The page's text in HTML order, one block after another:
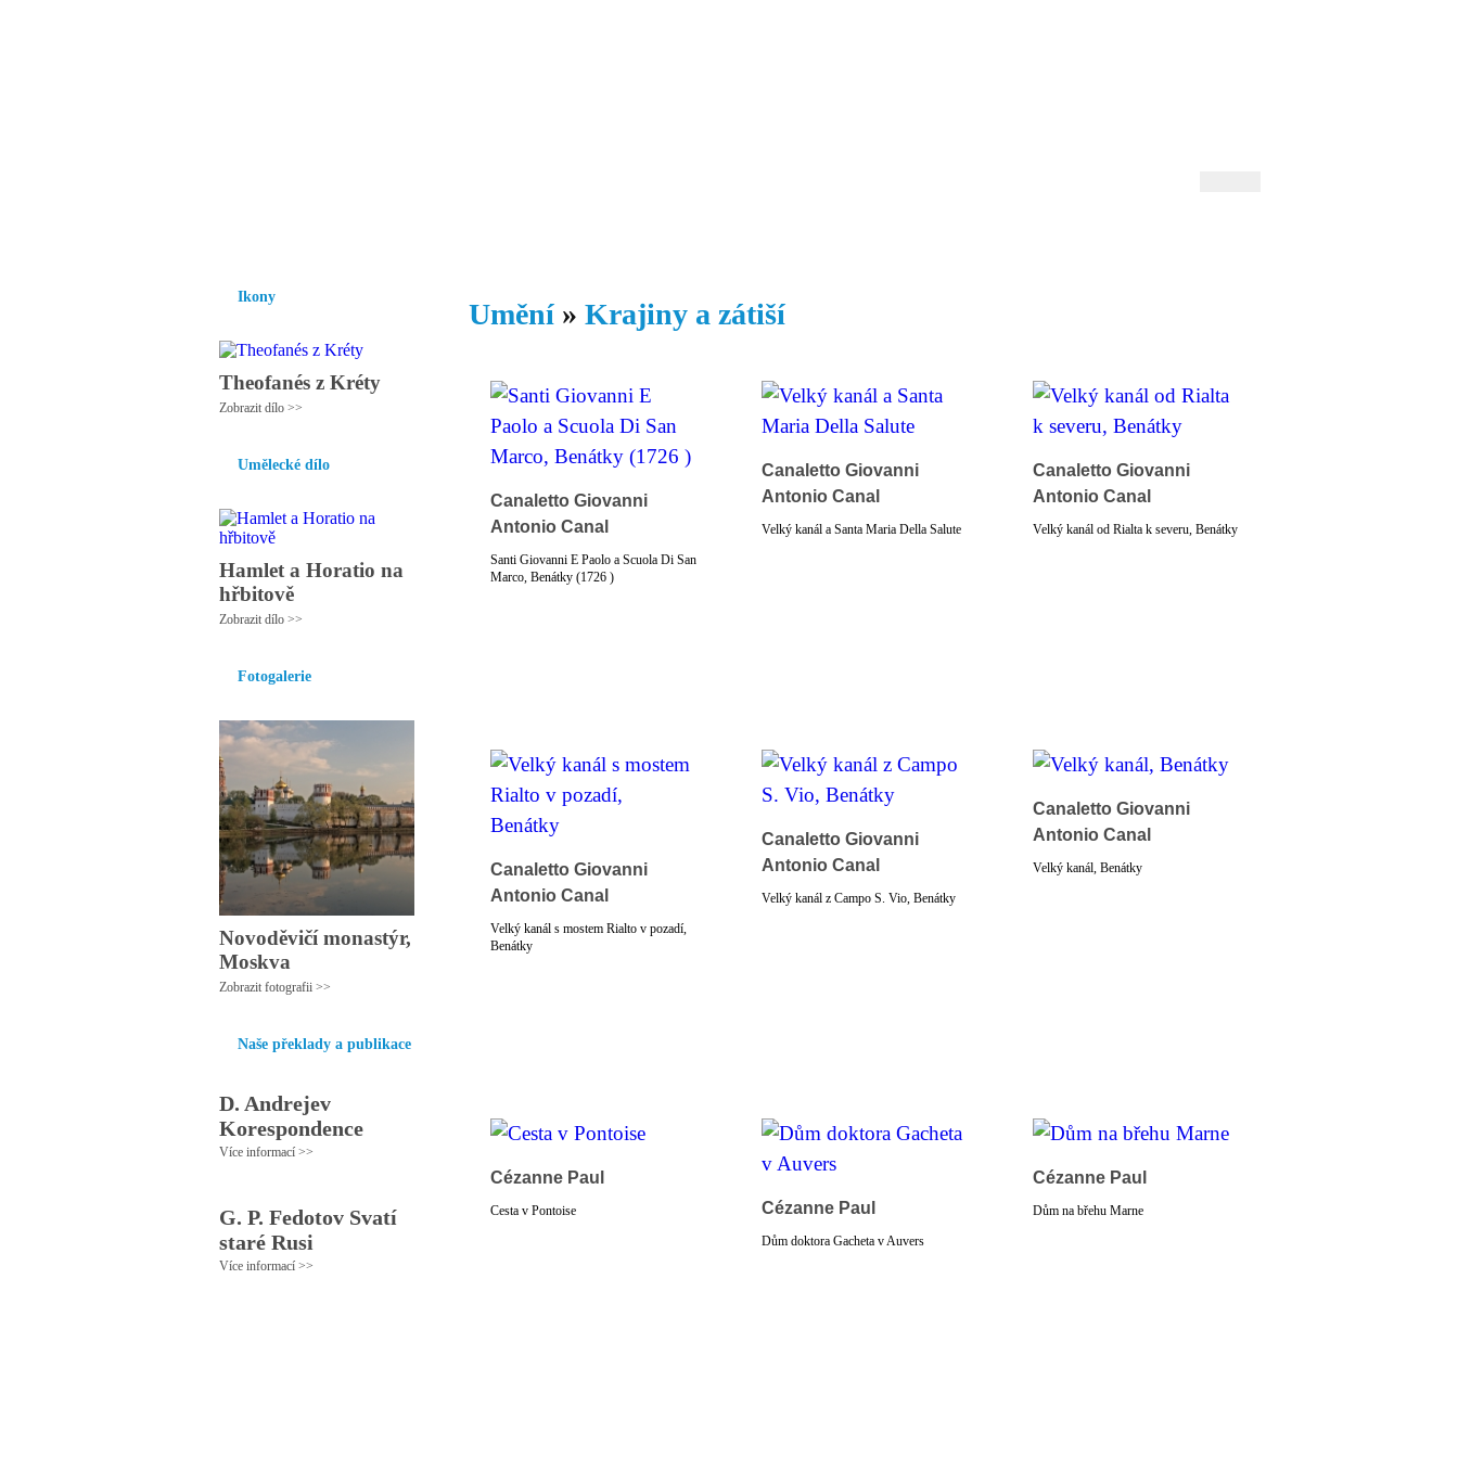
Ikony
Theofanés z Kréty
Zobrazit dílo >>
Umělecké dílo
Hamlet a Horatio na
hřbitově
Zobrazit dílo >>
Fotogalerie
Novoděvičí monastýr,
Moskva
Zobrazit fotografii >>
Naše překlady a publikace
D. Andrejev
Korespondence
Více informací >>
G. P. Fedotov Svatí
staré Rusi
Více informací >>
Umění » Krajiny a zátiší
Canaletto Giovanni
Antonio Canal
Santi Giovanni E Paolo a Scuola Di San
Marco, Benátky (1726 )
Canaletto Giovanni
Antonio Canal
Velký kanál a Santa Maria Della Salute
Canaletto Giovanni
Antonio Canal
Velký kanál od Rialta k severu, Benátky
Canaletto Giovanni
Antonio Canal
Velký kanál s mostem Rialto v pozadí,
Benátky
Canaletto Giovanni
Antonio Canal
Velký kanál z Campo S. Vio, Benátky
Canaletto Giovanni
Antonio Canal
Velký kanál, Benátky
Cézanne Paul
Cesta v Pontoise Cézanne Paul
Dům doktora Gacheta v Auvers
Cézanne Paul
Dům na břehu Marne